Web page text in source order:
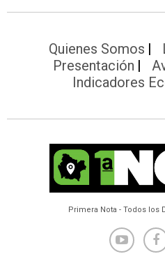
Quienes Somos
Presentación
Indicadores
Primera Nota - Todos los